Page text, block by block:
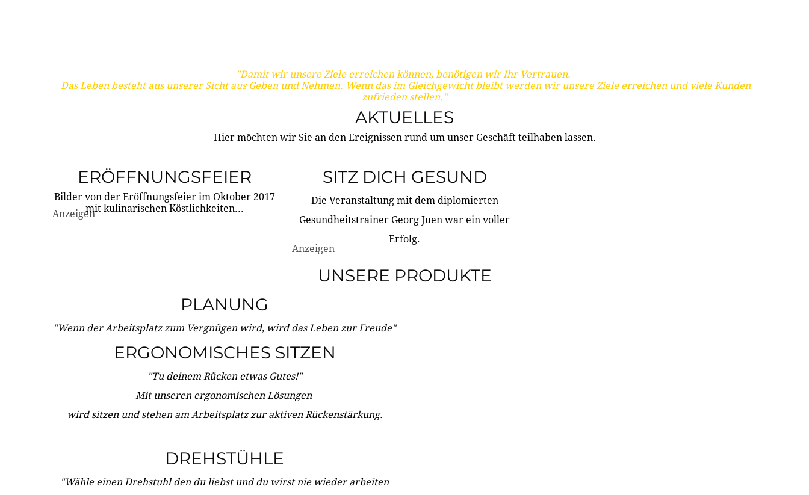
"Damit wir unsere Ziele erreichen können, benötigen wir Ihr Vertrauen.
Das Leben besteht aus unserer Sicht aus Geben und Nehmen. Wenn das im Gleichgewicht bleibt werden wir unsere Ziele erreichen und viele Kunden
zufrieden stellen."
AKTUELLES
Hier möchten wir Sie an den Ereignissen rund um unser Geschäft teilhaben lassen.
ERÖFFNUNGSFEIER
Bilder von der Eröffnungsfeier im Oktober 2017
mit kulinarischen Köstlichkeiten...
Anzeigen
SITZ DICH GESUND
Die Veranstaltung mit dem diplomierten
Gesundheitstrainer Georg Juen war ein voller
Erfolg.
Anzeigen
UNSERE PRODUKTE
PLANUNG
"Wenn der Arbeitsplatz zum Vergnügen wird, wird das Leben zur Freude"
ERGONOMISCHES SITZEN
"Tu deinem Rücken etwas Gutes!"
Mit unseren ergonomischen Lösungen
wird sitzen und stehen am Arbeitsplatz zur aktiven Rückenstärkung.
DREHSTÜHLE
"Wähle einen Drehstuhl den du liebst und du wirst nie wieder arbeiten